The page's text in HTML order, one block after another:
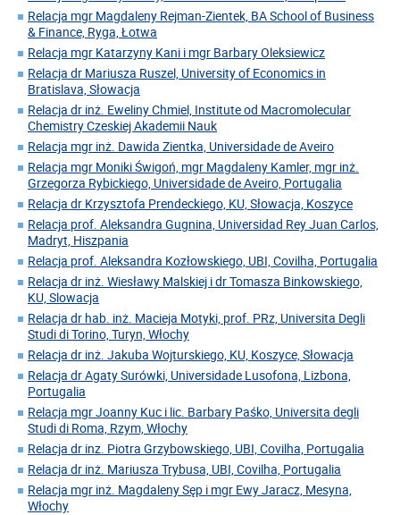
Relacja mgr Magdaleny Rejman-Zientek, BA School of Business
& Finance, Ryga, Łotwa
Relacja mgr Katarzyny Kani i mgr Barbary Oleksiewicz
Relacja dr Mariusza Ruszel, University of Economics in
Bratislava, Słowacja
Relacja dr inż. Eweliny Chmiel, Institute od Macromolecular
Chemistry Czeskiej Akademii Nauk
Relacja mgr inż. Dawida Zientka, Universidade de Aveiro
Relacja mgr Moniki Świgoń, mgr Magdaleny Kamler, mgr inż.
Grzegorza Rybickiego, Universidade de Aveiro, Portugalia
Relacja dr Krzysztofa Prendeckiego, KU, Słowacja, Koszyce
Relacja prof. Aleksandra Gugnina, Universidad Rey Juan Carlos,
Madryt, Hiszpania
Relacja prof. Aleksandra Kozłowskiego, UBI, Covilha, Portugalia
Relacja dr inż. Wiesławy Malskiej i dr Tomasza Binkowskiego,
KU, Slowacja
Relacja dr hab. inż. Macieja Motyki, prof. PRz, Universita Degli
Studi di Torino, Turyn, Włochy
Relacja dr inż. Jakuba Wojturskiego, KU, Koszyce, Słowacja
Relacja dr Agaty Surówki, Universidade Lusofona, Lizbona,
Portugalia
Relacja mgr Joanny Kuc i lic. Barbary Paśko, Universita degli
Studi di Roma, Rzym, Włochy
Relacja dr inz. Piotra Grzybowskiego, UBI, Covilha, Portugalia
Relacja dr inż. Mariusza Trybusa, UBI, Covilha, Portugalia
Relacja mgr inż. Magdaleny Sęp i mgr Ewy Jaracz, Mesyna,
Włochy